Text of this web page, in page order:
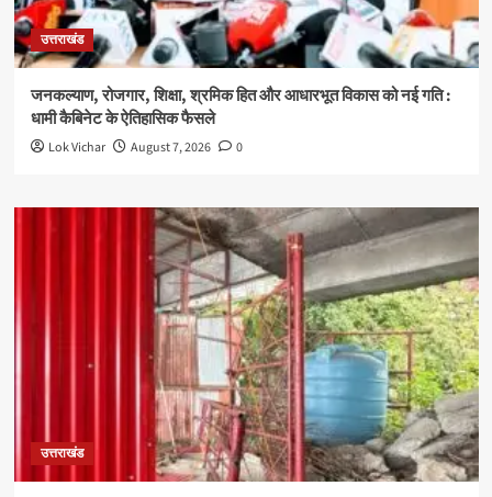
उत्तराखंड
जनकल्याण, रोजगार, शिक्षा, श्रमिक हित और आधारभूत विकास को नई गति :
धामी कैबिनेट के ऐतिहासिक फैसले
Lok Vichar August 7, 2026 0
उत्तराखंड